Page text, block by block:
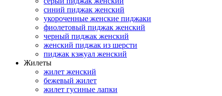
синий пиджак женский
укороченные женские пиджаки
фиолетовый пиджак женский
черный пиджак женский
женский пиджак из шерсти
пиджак кэжуал женский
Жилеты
жилет женский
бежевый жилет
жилет гусиные лапки